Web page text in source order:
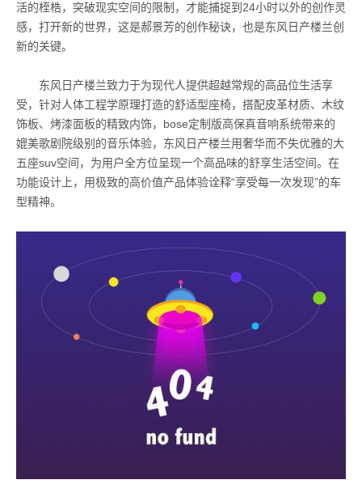
活的桎梏，突破现实空间的限制，才能捕捉到 24小时以外的创作灵
感，打开新的世界，这是郝景芳的创作秘诀，也是东风日产楼兰创
新的关键。
东风日产楼兰致力于为现代人提供超越常规的高品位生活享
受，针对人体工程学原理打造的舒适型座椅，搭配皮革材质、木纹
饰板、烤漆面板的精致内饰， bose定制版高保真音响系统带来的
媲美歌剧院级别的音乐体验，东风日产楼兰用奢华而不失优雅的大
五座suv空间，为用户全方位呈现一个高品味的舒享生活空间。在
功能设计上，用极致的高价值产品体验诠释“享受每一次发现”的车
型精神。